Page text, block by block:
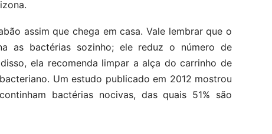
assim que chega em casa. Vale lembrar que o
as bactérias sozinho; ele reduz o número de
ela recomenda limpar a alça do carrinho de
Um estudo publicado em 2012 mostrou
bactérias nocivas, das quais 51% são